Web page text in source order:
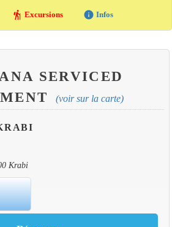
hiking Excursions info Infos
SERVICED
(voir sur la carte)
Krabi